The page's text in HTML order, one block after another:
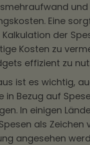
und
Eine
der
Kosten zu
effizient zu
ist es wichtig,
in Bezug auf
In einigen
als Zeichen
angesehen